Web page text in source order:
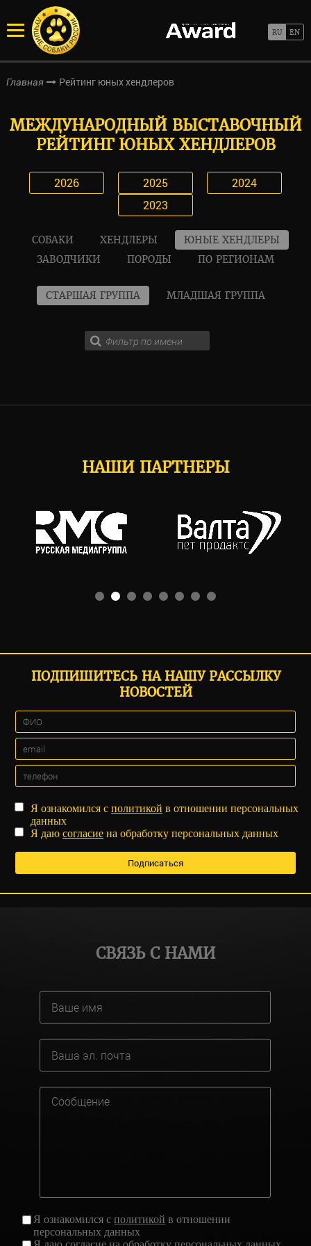
Главная Рейтинг юных хендлеров
МЕЖДУНАРОДНЫЙ ВЫСТАВОЧНЫЙ
РЕЙТИНГ ЮНЫХ ХЕНДЛЕРОВ
2026 2025
2024
2023
СОБАКИ ХЕНДЛЕРЫ
ЮНЫЕ ХЕНДЛЕРЫ
ЗАВОДЧИКИ
ПОРОДЫ ПО РЕГИОНАМ
СТАРШАЯ ГРУППА МЛАДШАЯ ГРУППА
НАШИ ПАРТНЕРЫ
ПОДПИШИТЕСЬ НА НАШУ РАССЫЛКУ
НОВОСТЕЙ
Я ознакомился сполитикой в отношении персональных
данных
Я даюсогласие на обработку персональных данных
СВЯЗЬ С НАМИ
Я ознакомился сполитикой в отношении
персональных данных